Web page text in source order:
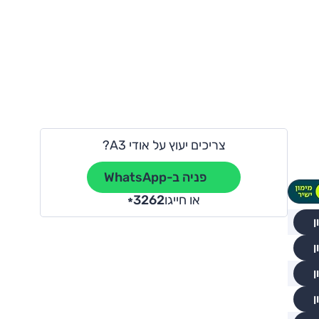
צריכים יעוץ על אודי A3?
פניה ב-WhatsApp
או חייגו
*3262